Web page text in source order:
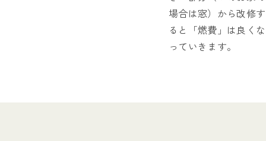
場合は窓）から改修す
ると「燃費」は良くな
っていきます。